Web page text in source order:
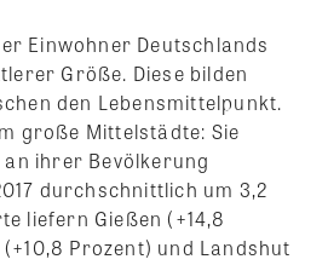
Einwohner Deutschlands
Größe. Diese bilden
den Lebensmittelpunkt.
große Mittelstädte: Sie
ihrer Bevölkerung
durchschnittlich um 3,2
liefern Gießen (+14,8
Prozent) und Landshut